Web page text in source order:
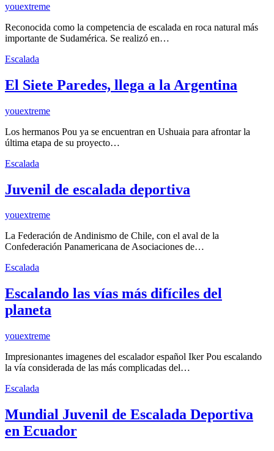
youextreme
Reconocida como la competencia de escalada en roca natural más
importante de Sudamérica. Se realizó en…
Escalada
El Siete Paredes, llega a la Argentina
youextreme
Los hermanos Pou ya se encuentran en Ushuaia para afrontar la
última etapa de su proyecto…
Escalada
Juvenil de escalada deportiva
youextreme
La Federación de Andinismo de Chile, con el aval de la
Confederación Panamericana de Asociaciones de…
Escalada
Escalando las vías más difíciles del
planeta
youextreme
Impresionantes imagenes del escalador español Iker Pou escalando
la vía considerada de las más complicadas del…
Escalada
Mundial Juvenil de Escalada Deportiva
en Ecuador